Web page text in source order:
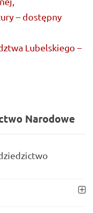
– dostępny
Lubelskiego –
Narodowe